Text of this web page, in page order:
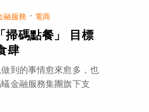
融服務 · 電商
掃碼點餐」 目標
肆
到的事情愈來愈多，也
金融服務集團旗下支